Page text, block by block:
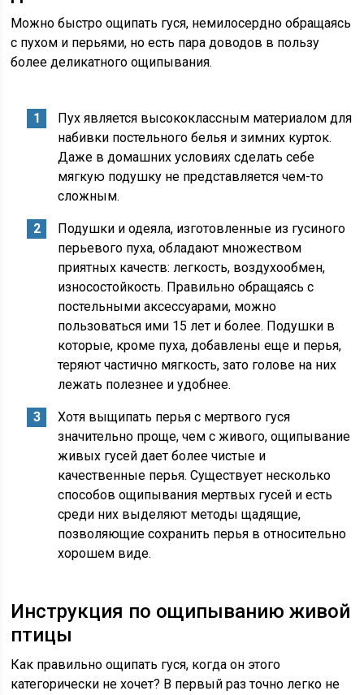
Можно быстро ощипать гуся, немилосердно обращаясь
с пухом и перьями, но есть пара доводов в пользу
более деликатного ощипывания.
Пух является высококлассным материалом для
набивки постельного белья и зимних курток.
Даже в домашних условиях сделать себе
мягкую подушку не представляется чем-то
сложным.
Подушки и одеяла, изготовленные из гусиного
перьевого пуха, обладают множеством
приятных качеств: легкость, воздухообмен,
износостойкость. Правильно обращаясь с
постельными аксессуарами, можно
пользоваться ими 15 лет и более. Подушки в
которые, кроме пуха, добавлены еще и перья,
теряют частично мягкость, зато голове на них
лежать полезнее и удобнее.
Хотя выщипать перья с мертвого гуся
значительно проще, чем с живого, ощипывание
живых гусей дает более чистые и
качественные перья. Существует несколько
способов ощипывания мертвых гусей и есть
среди них выделяют методы щадящие,
позволяющие сохранить перья в относительно
хорошем виде.
Инструкция по ощипыванию живой
птицы
Как правильно ощипать гуся, когда он этого
категорически не хочет? В первый раз точно легко не